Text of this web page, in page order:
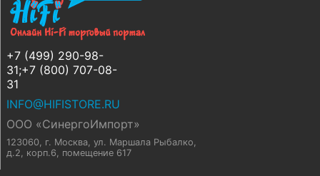
+7 (499) 290-98-
31;+7 (800) 707-08-
31
INFO@HIFISTORE.RU
ООО «СинергоИмпорт»
123060, г. Москва, ул. Маршала Рыбалко,
д.2, корп.6, помещение 617